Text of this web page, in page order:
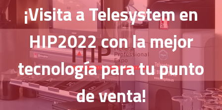
¡Visita a Telesystem en
HIP2022 con la mejor
tecnología para tu punto
de venta!